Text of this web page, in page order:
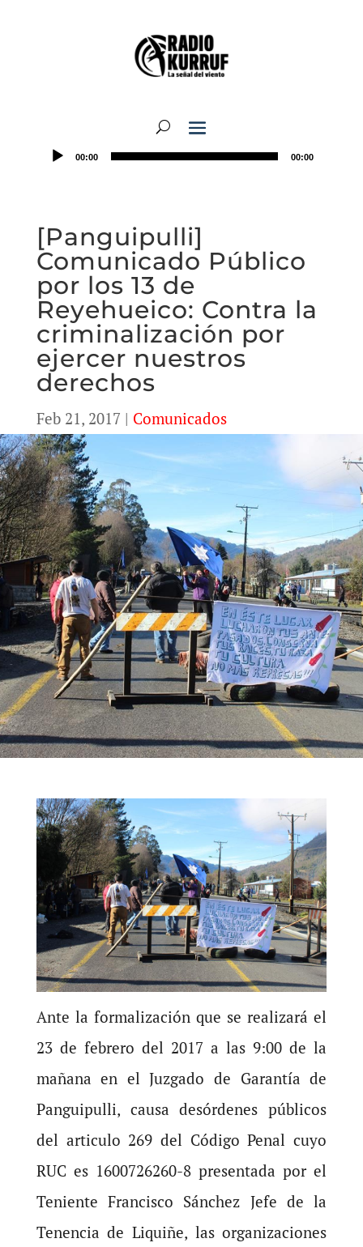
00:00 00:00
[Panguipulli]
Comunicado Público
por los 13 de
Reyehueico: Contra la
criminalización por
ejercer nuestros
derechos
Feb 21, 2017 | Comunicados
Ante la formalización que se realizará el
23 de febrero del 2017 a las 9:00 de la
mañana en el Juzgado de Garantía de
Panguipulli, causa desórdenes públicos
del articulo 269 del Código Penal cuyo
RUC es 1600726260-8 presentada por el
Teniente Francisco Sánchez Jefe de la
Tenencia de Liquiñe, las organizaciones